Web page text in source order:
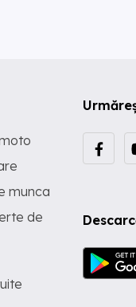
munca
de